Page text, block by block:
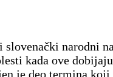
slovenački narodni
kada ove
je deo termina